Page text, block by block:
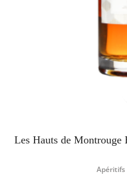
Les Hauts de Montrouge